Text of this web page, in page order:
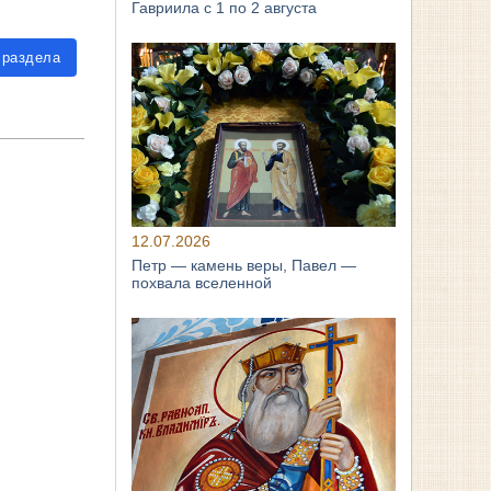
Гавриила с 1 по 2 августа
12.07.2026
Петр — камень веры, Павел —
похвала вселенной